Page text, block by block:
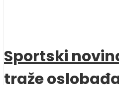
Sportski
traže